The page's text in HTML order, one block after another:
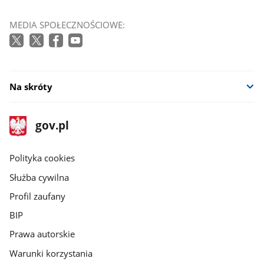
MEDIA SPOŁECZNOŚCIOWE:
Na skróty
stopka
gov.pl
Strona
gov.pl
gov.pl
Polityka cookies
Służba cywilna
Profil zaufany
BIP
Prawa autorskie
Warunki korzystania